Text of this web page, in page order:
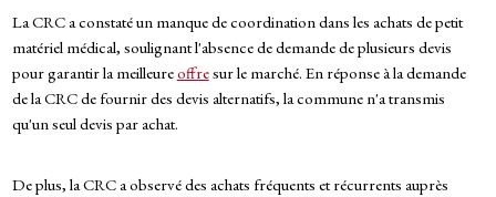
La CRC a constaté un manque de coordination dans les achats de petit
matériel médical, soulignant l'absence de demande de plusieurs devis
pour garantir la meilleureoffresur le marché. En réponse à la demande
de la CRC de fournir des devis alternatifs, la commune n'a transmis
qu'un seul devis par achat.
De plus, la CRC a observé des achats fréquents et récurrents auprès